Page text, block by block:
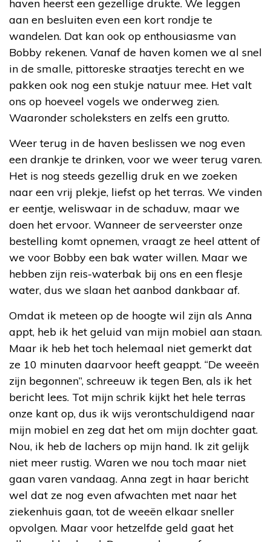
haven heerst een gezellige drukte. We leggen
aan en besluiten even een kort rondje te
wandelen. Dat kan ook op enthousiasme van
Bobby rekenen. Vanaf de haven komen we al snel
in de smalle, pittoreske straatjes terecht en we
pakken ook nog een stukje natuur mee. Het valt
ons op hoeveel vogels we onderweg zien.
Waaronder scholeksters en zelfs een grutto.
Weer terug in de haven beslissen we nog even
een drankje te drinken, voor we weer terug varen.
Het is nog steeds gezellig druk en we zoeken
naar een vrij plekje, liefst op het terras. We vinden
er eentje, weliswaar in de schaduw, maar we
doen het ervoor. Wanneer de serveerster onze
bestelling komt opnemen, vraagt ze heel attent of
we voor Bobby een bak water willen. Maar we
hebben zijn reis-waterbak bij ons en een flesje
water, dus we slaan het aanbod dankbaar af.
Omdat ik meteen op de hoogte wil zijn als Anna
appt, heb ik het geluid van mijn mobiel aan staan.
Maar ik heb het toch helemaal niet gemerkt dat
ze 10 minuten daarvoor heeft geappt. “De weeën
zijn begonnen”, schreeuw ik tegen Ben, als ik het
bericht lees. Tot mijn schrik kijkt het hele terras
onze kant op, dus ik wijs verontschuldigend naar
mijn mobiel en zeg dat het om mijn dochter gaat.
Nou, ik heb de lachers op mijn hand. Ik zit gelijk
niet meer rustig. Waren we nou toch maar niet
gaan varen vandaag. Anna zegt in haar bericht
wel dat ze nog even afwachten met naar het
ziekenhuis gaan, tot de weeën elkaar sneller
opvolgen. Maar voor hetzelfde geld gaat het